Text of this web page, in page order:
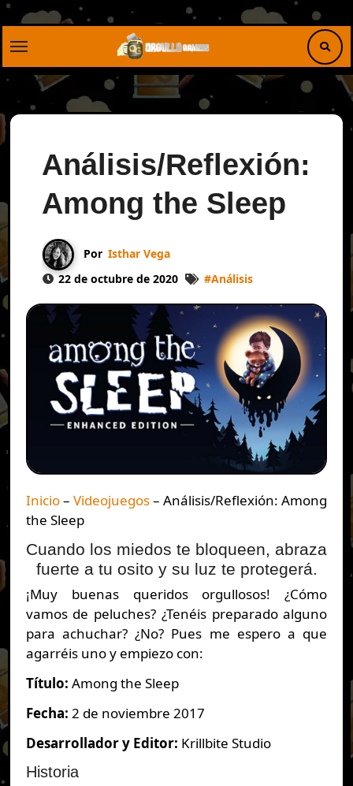
Saltar
Análisis/Reflexión:
Among the Sleep
Por Isthar Vega
22 de octubre de 2020
#Análisis
Inicio– Videojuegos– Análisis/Reflexión: Among
the Sleep
Cuando los miedos te bloqueen, abraza
fuerte a tu osito y su luz te protegerá.
¡Muy buenas queridos orgullosos! ¿Cómo
vamos de peluches? ¿Tenéis preparado alguno
para achuchar? ¿No? Pues me espero a que
agarréis uno y empiezo con:
Título: Among the Sleep
Fecha: 2 de noviembre 2017
Desarrollador y Editor: Krillbite Studio
Historia